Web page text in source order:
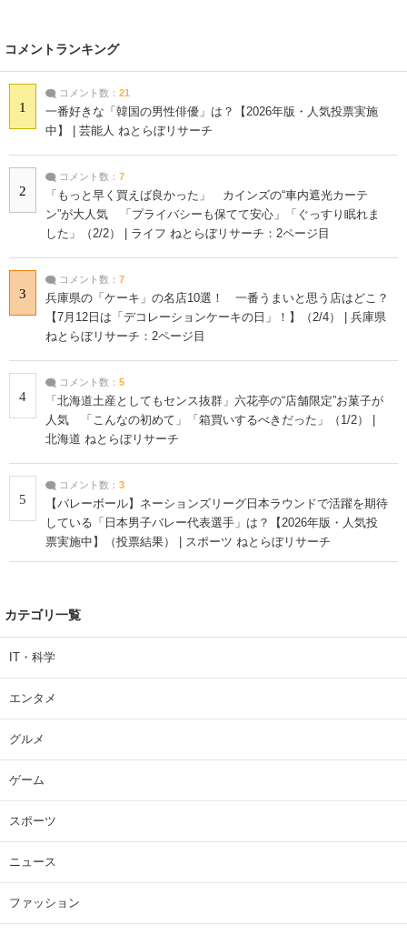
コメントランキング
1
コメント数： 21
一番好きな「韓国の男性俳優」は？【2026年版・人気投票実施
中】 | 芸能人 ねとらぼリサーチ
2
コメント数： 7
「もっと早く買えば良かった」 カインズの“車内遮光カーテ
ン”が大人気 「プライバシーも保てて安心」「ぐっすり眠れま
した」（2/2） | ライフ ねとらぼリサーチ：2ページ目
3
コメント数： 7
兵庫県の「ケーキ」の名店10選！ 一番うまいと思う店はどこ？
【7月12日は「デコレーションケーキの日」！】（2/4） | 兵庫県
ねとらぼリサーチ：2ページ目
4
コメント数： 5
「北海道土産としてもセンス抜群」六花亭の“店舗限定”お菓子が
人気 「こんなの初めて」「箱買いするべきだった」（1/2） |
北海道 ねとらぼリサーチ
5
コメント数： 3
【バレーボール】ネーションズリーグ日本ラウンドで活躍を期待
している「日本男子バレー代表選手」は？【2026年版・人気投
票実施中】（投票結果） | スポーツ ねとらぼリサーチ
カテゴリ一覧
IT・科学
エンタメ
グルメ
ゲーム
スポーツ
ニュース
ファッション